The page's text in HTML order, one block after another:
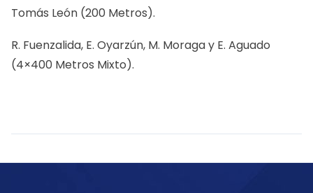
Tomás León (200 Metros).
R. Fuenzalida, E. Oyarzún, M. Moraga y E. Aguado
(4×400 Metros Mixto).